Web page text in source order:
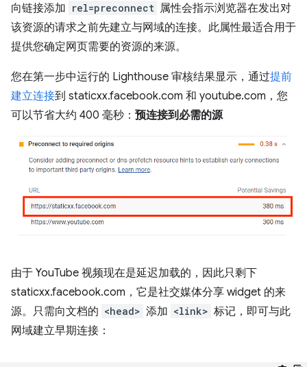
向链接添加 rel=preconnect 属性会指示浏览器在发出对
该资源的请求之前先建立与网域的连接。此属性最适合用于
提供您确定网页需要的资源的来源。
您在第一步中运行的 Lighthouse 审核结果显示，通过提前
建立连接到 staticxx.facebook.com 和 youtube.com，您
可以节省大约 400 毫秒： 预连接到必需的源
由于 YouTube 视频现在是延迟加载的，因此只剩下
staticxx.facebook.com，它是社交媒体分享 widget 的来
源。只需向文档的 <head> 添加 <link> 标记，即可与此
网域建立早期连接：